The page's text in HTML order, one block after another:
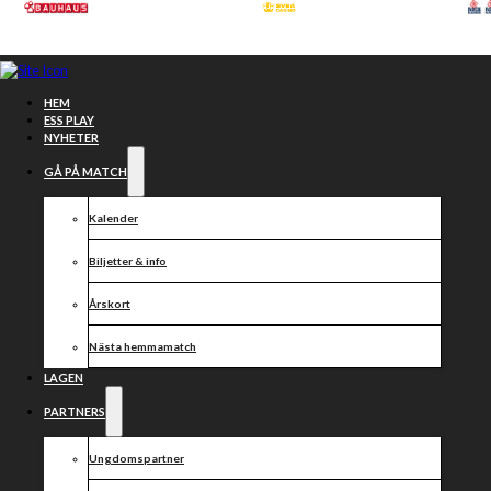
Hoppa till huvudinnehåll
HEM
ESS PLAY
NYHETER
GÅ PÅ MATCH
Kalender
Biljetter & info
Årskort
Nästa hemmamatch
LAGEN
PARTNERS
Ungdomspartner
Inför
kvartsfinalen